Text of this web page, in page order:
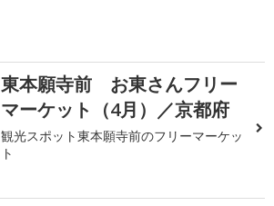
東本願寺前 お東さんフリー
マーケット（4月）／京都府
観光スポット東本願寺前のフリーマーケッ
ト